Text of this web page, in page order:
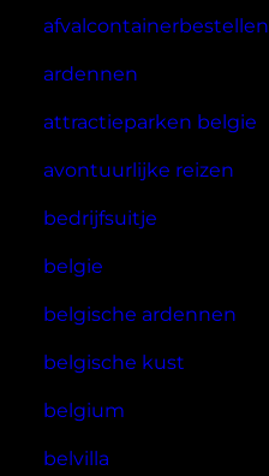
afvalcontainerbestellen
ardennen
attractieparken belgie
avontuurlijke reizen
bedrijfsuitje
belgie
belgische ardennen
belgische kust
belgium
belvilla